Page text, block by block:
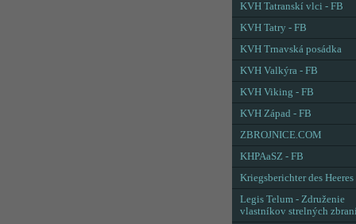
KVH Tatranskí vlci - FB
KVH Tatry - FB
KVH Trnavská posádka
KVH Valkýra - FB
KVH Viking - FB
KVH Západ - FB
ZBROJNICE.COM
KHPAaSZ - FB
Kriegsberichter des Heeres
Legis Telum - Združenie
vlastníkov strelných